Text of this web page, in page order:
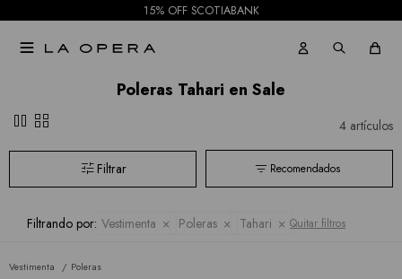
15% OFF SCOTIABANK

Poleras Tahari en Sale
pause grid_view 4 artículos
Recomendados
Filtrando por: Vestimenta Poleras Tahari Quitar filtros
Vestimenta Poleras